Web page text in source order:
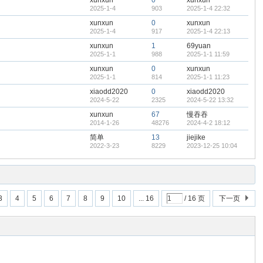
2025-1-4 903 2025-1-4 22:32
xunxun
2025-1-4
0
917
xunxun
2025-1-4 22:13
xunxun
2025-1-1
1
988
69yuan
2025-1-1 11:59
xunxun
2025-1-1
0
814
xunxun
2025-1-1 11:23
xiaodd2020
2024-5-22
0
2325
xiaodd2020
2024-5-22 13:32
xunxun
2014-1-26
67
48276
慢吞吞
2024-4-2 18:12
简单
2022-3-23
13
8229
jiejike
2023-12-25 10:04
4 5 6 7 8 9 10 ... 16 / 16 页 下一页